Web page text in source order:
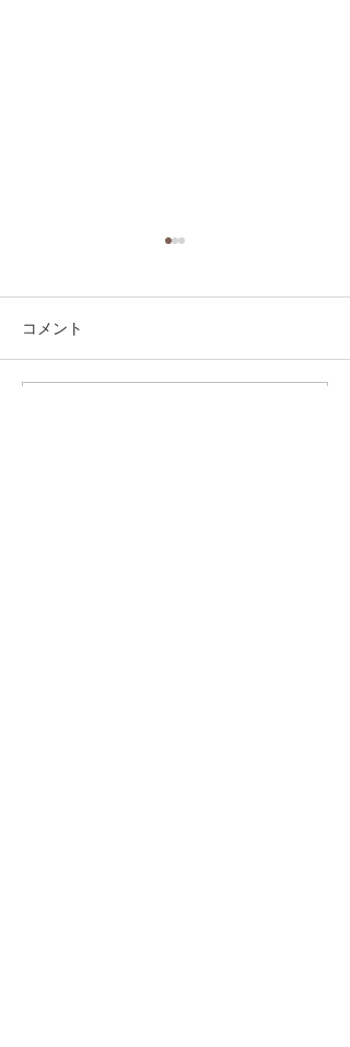
コメント